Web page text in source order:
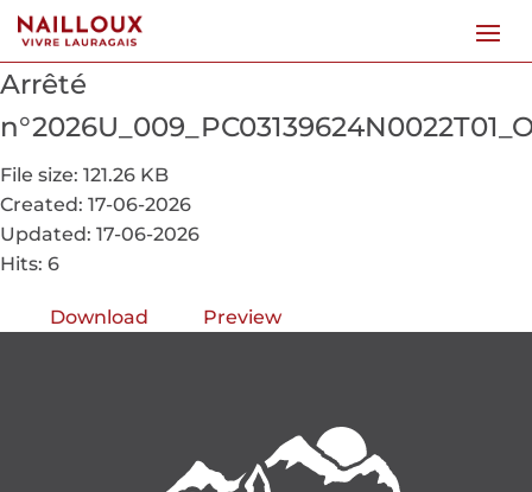
Arrêté
File size: 121.26 KB
Created: 17-06-2026
Updated: 17-06-2026
Hits: 6
Download Preview